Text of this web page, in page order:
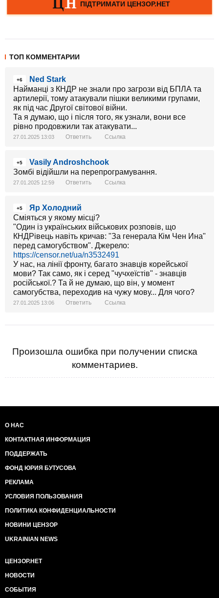
ТОП КОММЕНТАРИИ
+6
Ned Stark
Найманці з КНДР не знали про загрози від БПЛА та
артилерії, тому атакували пішки великими групами,
як під час Другої світової війни.
Та я думаю, що і після того, як узнали, вони все
рівно продовжили так атакувати...
27.01.2025 13:03 Ответить Ссылка
+5
Vasily Androshchook
Зомбі відійшли на перепрограмування.
27.01.2025 12:59 Ответить Ссылка
+5
Яр Холодний
Сміяться у якому місці?
"Один із українських військових розповів, що
КНДРівець навіть кричав: "За генерала Кім Чен Ина"
перед самогубством". Джерело:
https://censor.net/ua/n3532491
У нас, на лінії фронту, багато знавців корейської
мови? Так само, як і серед "чучхеїстів" - знавців
російської.? Та й не думаю, що він, у момент
самогубства, переходив на чужу мову... Для чого?
27.01.2025 13:06 Ответить Ссылка
Произошла ошибка при получении списка
комментариев.
О НАС
КОНТАКТНАЯ ИНФОРМАЦИЯ
ПОДДЕРЖАТЬ
ФОНД ЮРИЯ БУТУСОВА
РЕКЛАМА
УСЛОВИЯ ПОЛЬЗОВАНИЯ
ПОЛИТИКА КОНФИДЕНЦИАЛЬНОСТИ
НОВИНИ ЦЕНЗОР
UKRAINIAN NEWS
ЦЕНЗОР.НЕТ
НОВОСТИ
СОБЫТИЯ